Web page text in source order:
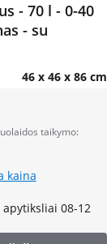
- 70 l - 0-40
- su
46 x 46 x 86 cm
taikymo:
kaina
apytiksliai 08-12